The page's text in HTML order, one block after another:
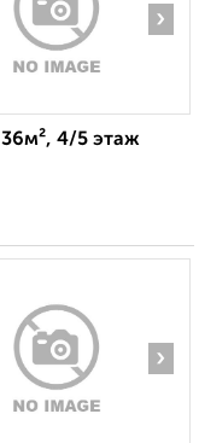
›
4/5 этаж
›